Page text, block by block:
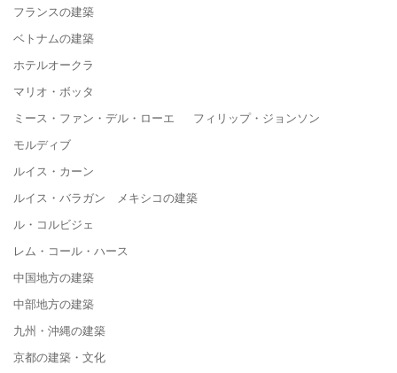
フランスの建築
ベトナムの建築
ホテルオークラ
マリオ・ボッタ
ミース・ファン・デル・ローエ フィリップ・ジョンソン
モルディブ
ルイス・カーン
ルイス・バラガン メキシコの建築
ル・コルビジェ
レム・コール・ハース
中国地方の建築
中部地方の建築
九州・沖縄の建築
京都の建築・文化